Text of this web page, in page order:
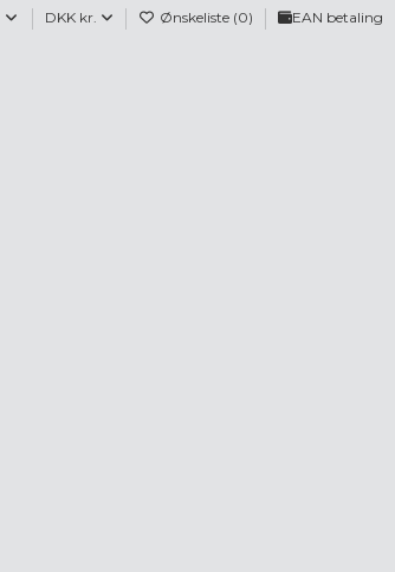
DKK kr. Ønskeliste (0) EAN betaling